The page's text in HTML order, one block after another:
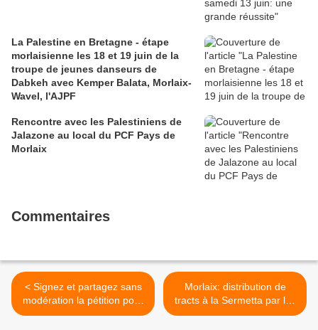
La Palestine en Bretagne - étape
morlaisienne les 18 et 19 juin de la
troupe de jeunes danseurs de
Dabkeh avec Kemper Balata, Morlaix-
Wavel, l'AJPF
Rencontre avec les Palestiniens de
Jalazone au local du PCF Pays de
Morlaix
Commentaires
< Signez et partagez sans
modération la pétition pour
la régularisation du jeune
Morlaix: distribution de
tracts à la Sermetta par les
élections européennes par